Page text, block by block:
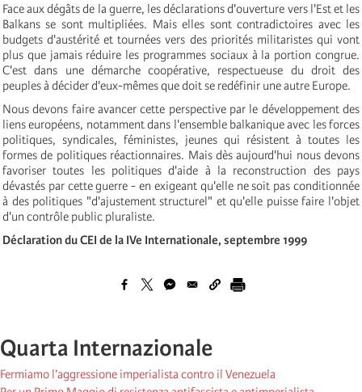
Face aux dégâts de la guerre, les déclarations d'ouverture vers l'Est et les
Balkans se sont multipliées. Mais elles sont contradictoires avec les
budgets d'austérité et tournées vers des priorités militaristes qui vont
plus que jamais réduire les programmes sociaux à la portion congrue.
C'est dans une démarche coopérative, respectueuse du droit des
peuples à décider d'eux-mêmes que doit se redéfinir une autre Europe.
Nous devons faire avancer cette perspective par le développement des
liens européens, notamment dans l'ensemble balkanique avec les forces
politiques, syndicales, féministes, jeunes qui résistent à toutes les
formes de politiques réactionnaires. Mais dès aujourd'hui nous devons
favoriser toutes les politiques d'aide à la reconstruction des pays
dévastés par cette guerre - en exigeant qu'elle ne soit pas conditionnée
à des politiques "d'ajustement structurel" et qu'elle puisse faire l'objet
d'un contrôle public pluraliste.
Déclaration du CEI de la IVe Internationale, septembre 1999
Quarta Internazionale
Fermiamo l’aggressione imperialista contro il Venezuela